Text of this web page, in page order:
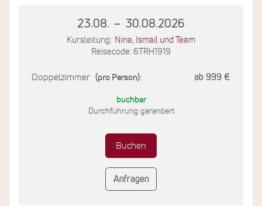
23.08. – 30.08.2026
Kursleitung: Nina, Ismail und Team
Reisecode: 6TRH1919
Doppelzimmer (pro Person): ab 999 €
buchbar
Durchführung garantiert
Buchen
Anfragen